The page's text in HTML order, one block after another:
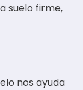
suelo firme,
nos ayuda